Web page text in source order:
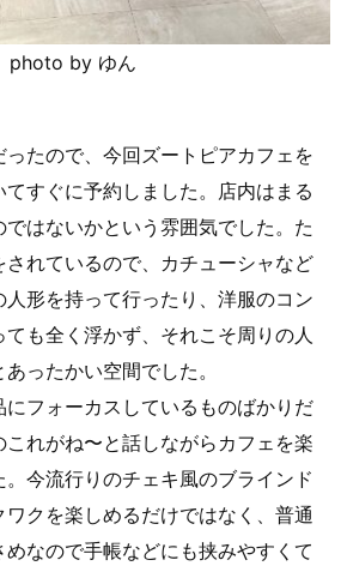
photo by ゆん
たので、今回ズートピアカフェを
すぐに予約しました。店内はまる
はないかという雰囲気でした。た
されているので、カチューシャなど
形を持って行ったり、洋服のコン
も全く浮かず、それこそ周りの人
ったかい空間でした。
フォーカスしているものばかりだ
れがね〜と話しながらカフェを楽
。今流行りのチェキ風のブラインド
クを楽しめるだけではなく、普通
なので手帳などにも挟みやすくて